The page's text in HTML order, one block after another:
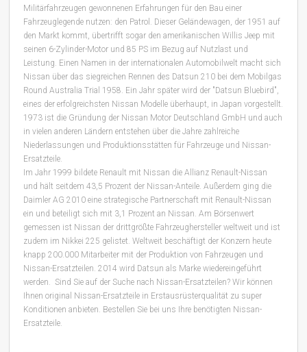
Militärfahrzeugen gewonnenen Erfahrungen für den Bau einer
Fahrzeuglegende nutzen: den Patrol. Dieser Geländewagen, der 1951 auf
den Markt kommt, übertrifft sogar den amerikanischen Willis Jeep mit
seinen 6-Zylinder-Motor und 85 PS im Bezug auf Nutzlast und
Leistung. Einen Namen in der internationalen Automobilwelt macht sich
Nissan über das siegreichen Rennen des Datsun 210 bei dem Mobilgas
Round Australia Trial 1958. Ein Jahr später wird der "Datsun Bluebird",
eines der erfolgreichsten Nissan Modelle überhaupt, in Japan vorgestellt.
1973 ist die Gründung der Nissan Motor Deutschland GmbH und auch
in vielen anderen Ländern entstehen über die Jahre zahlreiche
Niederlassungen und Produktionsstätten für Fahrzeuge und Nissan-
Ersatzteile.
Im Jahr 1999 bildete Renault mit Nissan die Allianz Renault-Nissan
und hält seitdem 43,5 Prozent der Nissan-Anteile. Außerdem ging die
Daimler AG 2010 eine strategische Partnerschaft mit Renault-Nissan
ein und beteiligt sich mit 3,1 Prozent an Nissan. Am Börsenwert
gemessen ist Nissan der drittgrößte Fahrzeughersteller weltweit und ist
zudem im Nikkei 225 gelistet. Weltweit beschäftigt der Konzern heute
knapp 200.000 Mitarbeiter mit der Produktion von Fahrzeugen und
Nissan-Ersatzteilen. 2014 wird Datsun als Marke wiedereingeführt
werden. Sind Sie auf der Suche nach Nissan-Ersatzteilen? Wir können
Ihnen original Nissan-Ersatzteile in Erstausrüsterqualität zu super
Konditionen anbieten. Bestellen Sie bei uns Ihre benötigten Nissan-
Ersatzteile.